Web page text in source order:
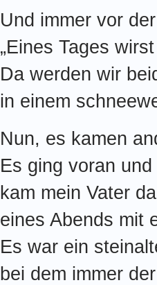
Und immer vor
„Eines Tages
Da werden wir
in einem
Nun, es kamen
Es ging voran
kam mein Vater
eines Abends mit
Es war ein
bei dem immer